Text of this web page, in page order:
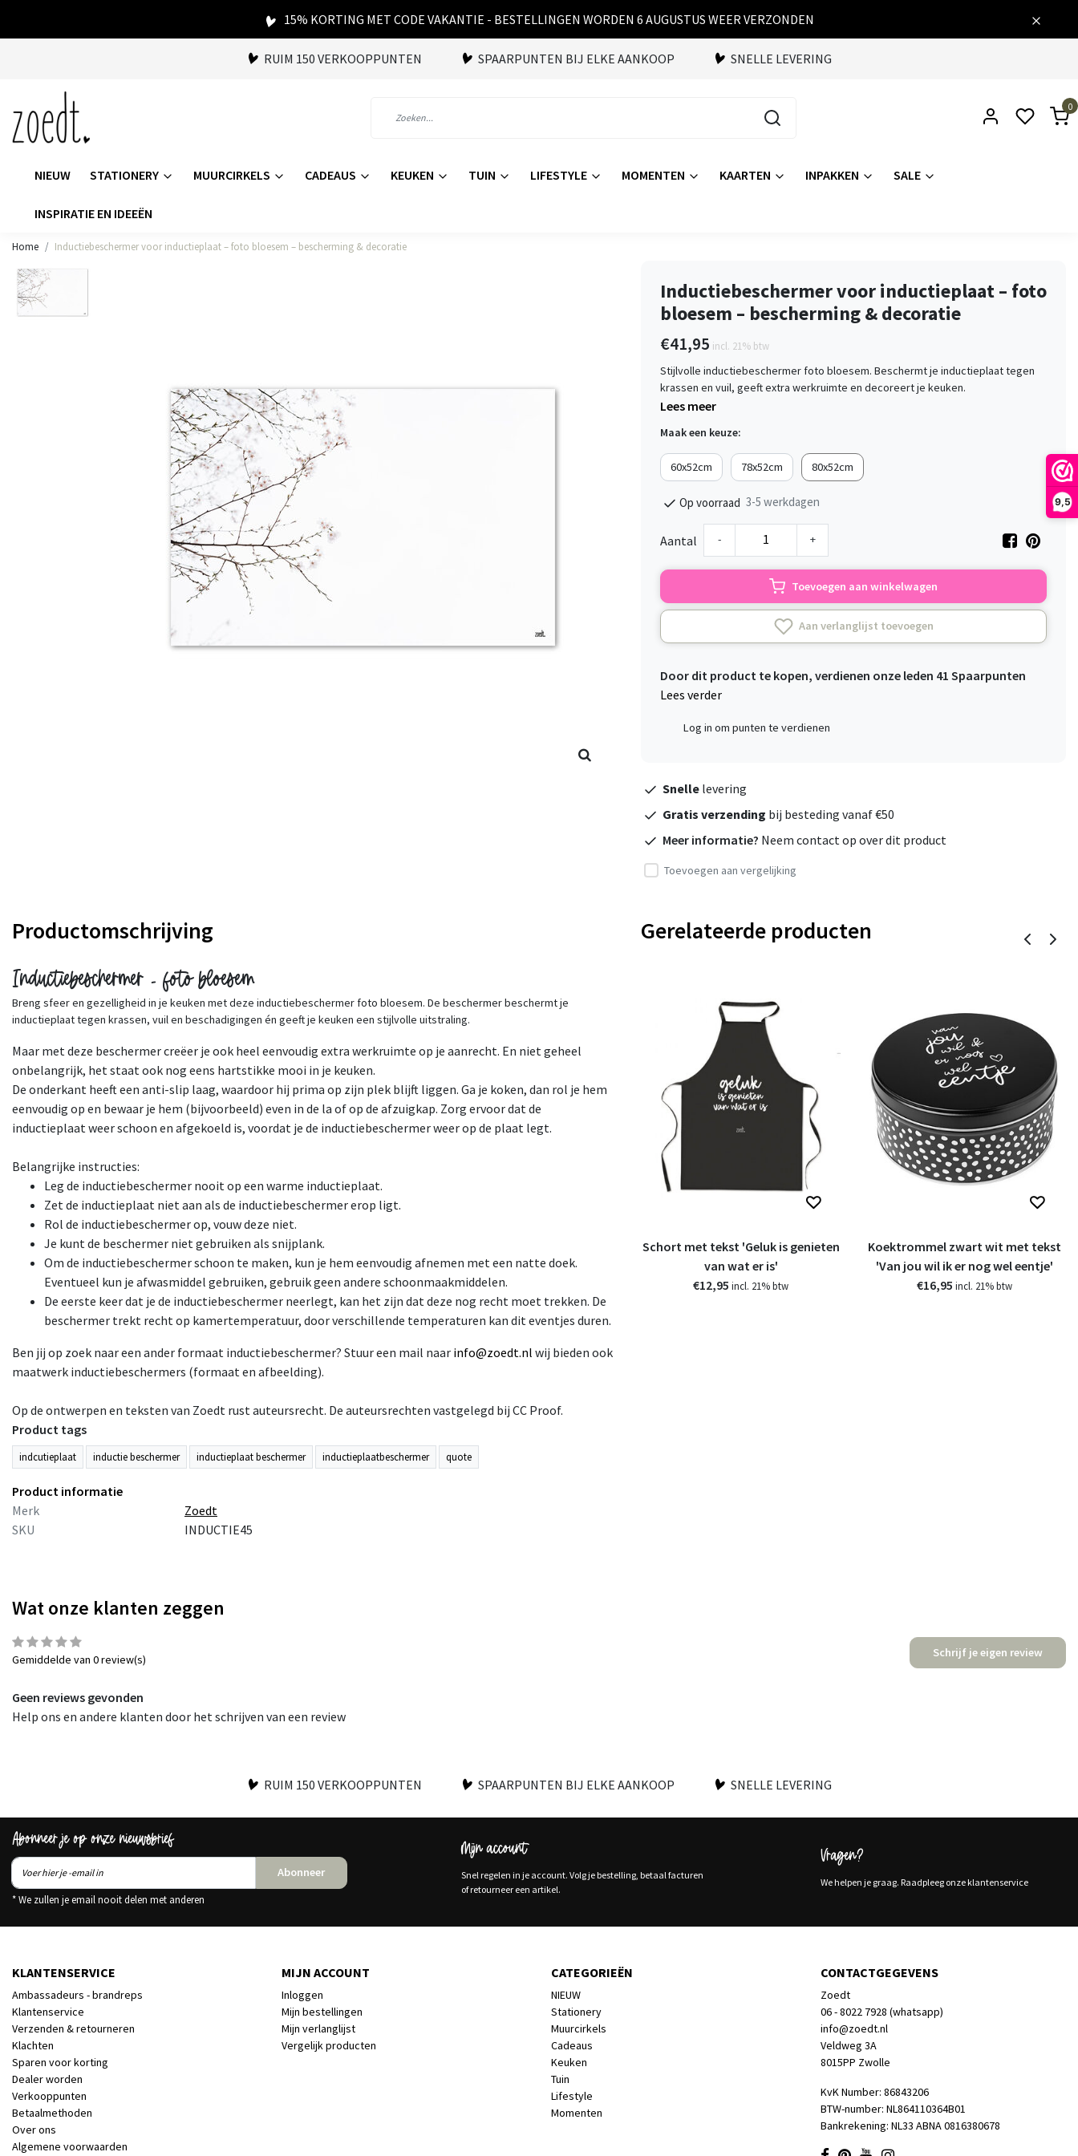
9,5
15% KORTING MET CODE VAKANTIE - BESTELLINGEN WORDEN 6 AUGUSTUS WEER VERZONDEN
RUIM 150 VERKOOPPUNTEN SPAARPUNTEN BIJ ELKE AANKOOP SNELLE LEVERING
0
NIEUW STATIONERY MUURCIRKELS CADEAUS KEUKEN TUIN LIFESTYLE MOMENTEN KAARTEN INPAKKEN SALE
INSPIRATIE EN IDEEËN
Home Inductiebeschermer voor inductieplaat – foto bloesem – bescherming & decoratie
Inductiebeschermer voor inductieplaat – foto
bloesem – bescherming & decoratie
€41,95 incl. 21% btw
Stijlvolle inductiebeschermer foto bloesem. Beschermt je inductieplaat tegen
krassen en vuil, geeft extra werkruimte en decoreert je keuken.
Lees meer
Maak een keuze:
60x52cm 78x52cm 80x52cm
Op voorraad 3-5 werkdagen
Aantal - +
Toevoegen aan winkelwagen
Aan verlanglijst toevoegen
Door dit product te kopen, verdienen onze leden 41 Spaarpunten
Lees verder
Log in om punten te verdienen
Snelle levering
Gratis verzending bij besteding vanaf €50
Meer informatie? Neem contact op over dit product
Toevoegen aan vergelijking
Productomschrijving
Inductiebeschermer - foto bloesem
Breng sfeer en gezelligheid in je keuken met deze inductiebeschermer foto bloesem. De beschermer beschermt je
inductieplaat tegen krassen, vuil en beschadigingen én geeft je keuken een stijlvolle uitstraling.
Maar met deze beschermer creëer je ook heel eenvoudig extra werkruimte op je aanrecht. En niet geheel
onbelangrijk, het staat ook nog eens hartstikke mooi in je keuken.
De onderkant heeft een anti-slip laag, waardoor hij prima op zijn plek blijft liggen. Ga je koken, dan rol je hem
eenvoudig op en bewaar je hem (bijvoorbeeld) even in de la of op de afzuigkap. Zorg ervoor dat de
inductieplaat weer schoon en afgekoeld is, voordat je de inductiebeschermer weer op de plaat legt.
Belangrijke instructies:
Leg de inductiebeschermer nooit op een warme inductieplaat.
Zet de inductieplaat niet aan als de inductiebeschermer erop ligt.
Rol de inductiebeschermer op, vouw deze niet.
Je kunt de beschermer niet gebruiken als snijplank.
Om de inductiebeschermer schoon te maken, kun je hem eenvoudig afnemen met een natte doek.
Eventueel kun je afwasmiddel gebruiken, gebruik geen andere schoonmaakmiddelen.
De eerste keer dat je de inductiebeschermer neerlegt, kan het zijn dat deze nog recht moet trekken. De
beschermer trekt recht op kamertemperatuur, door verschillende temperaturen kan dit eventjes duren.
Ben jij op zoek naar een ander formaat inductiebeschermer? Stuur een mail naar info@zoedt.nl wij bieden ook
maatwerk inductiebeschermers (formaat en afbeelding).
Op de ontwerpen en teksten van Zoedt rust auteursrecht. De auteursrechten vastgelegd bij CC Proof.
Product tags
indcutieplaat inductie beschermer inductieplaat beschermer inductieplaatbeschermer quote
Product informatie
Merk
Zoedt
SKU
INDUCTIE45
Gerelateerde producten
- zwart met
tekst 'Kook van jou'
€39,95incl. 21% btw
in verschillende varianten
SALE
Familieplanner 2026 – A4 formaat -
stijlvolle weekplanner voor
gezinnen
€10,95 €16,95incl. 21% btw
zwart-wit kalender van Zoedt
€10,95 €16,95
Schort met tekst 'Geluk is genieten
van wat er is'
€12,95 incl. 21% btw
Koektrommel zwart wit met tekst
'Van jou wil ik er nog wel eentje'
€16,95 incl. 21% btw
Wat onze klanten zeggen
Gemiddelde van 0 review(s) Schrijf je eigen review
Geen reviews gevonden
Help ons en andere klanten door het schrijven van een review
RUIM 150 VERKOOPPUNTEN SPAARPUNTEN BIJ ELKE AANKOOP SNELLE LEVERING
Abonneer je op onze nieuwsbrief
Abonneer
* We zullen je email nooit delen met anderen
Mijn account
Snel regelen in je account. Volg je bestelling, betaal facturen
of retourneer een artikel.
Vragen?
We helpen je graag. Raadpleeg onze klantenservice
KLANTENSERVICE
Ambassadeurs - brandreps
Klantenservice
Verzenden & retourneren
Klachten
Sparen voor korting
Dealer worden
Verkooppunten
Betaalmethoden
Over ons
Algemene voorwaarden
MIJN ACCOUNT
Inloggen
Mijn bestellingen
Mijn verlanglijst
Vergelijk producten
CATEGORIEËN
NIEUW
Stationery
Muurcirkels
Cadeaus
Keuken
Tuin
Lifestyle
Momenten
CONTACTGEGEVENS
Zoedt
06 - 8022 7928 (whatsapp)
info@zoedt.nl
Veldweg 3A
8015PP Zwolle
KvK Number: 86843206
BTW-number: NL864110364B01
Bankrekening: NL33 ABNA 0816380678